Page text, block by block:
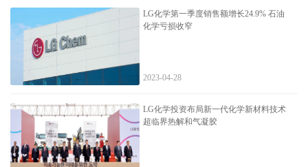
LG化学第一季度销售额增长24.9% 石油
化学亏损收窄
2023-04-28
LG化学投资布局新一代化学新材料技术
超临界热解和气凝胶